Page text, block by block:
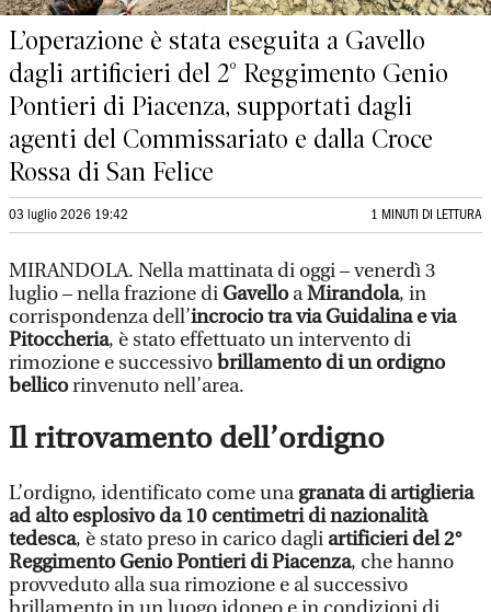
L’operazione è stata eseguita a Gavello
dagli artificieri del 2° Reggimento Genio
Pontieri di Piacenza, supportati dagli
agenti del Commissariato e dalla Croce
Rossa di San Felice
03 luglio 2026 19:42 1 MINUTI DI LETTURA
MIRANDOLA. Nella mattinata di oggi – venerdì 3
luglio – nella frazione diGavelloaMirandola, in
corrispondenza dell’incrocio tra via Guidalina e via
Pitoccheria, è stato effettuato un intervento di
rimozione e successivo brillamento di un ordigno
bellicorinvenuto nell’area.
Il ritrovamento dell’ordigno
L’ordigno, identificato come unagranata di artiglieria
ad alto esplosivo da 10 centimetri di nazionalità
tedesca, è stato preso in carico dagli artificieri del 2°
Reggimento Genio Pontieri di Piacenza, che hanno
provveduto alla sua rimozione e al successivo